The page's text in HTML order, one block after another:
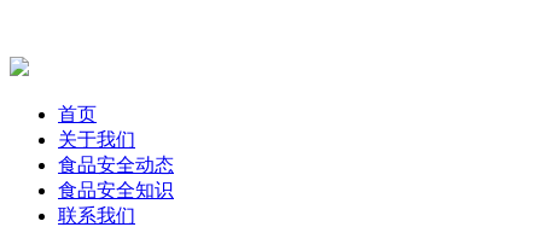
首页
关于我们
食品安全动态
食品安全知识
联系我们